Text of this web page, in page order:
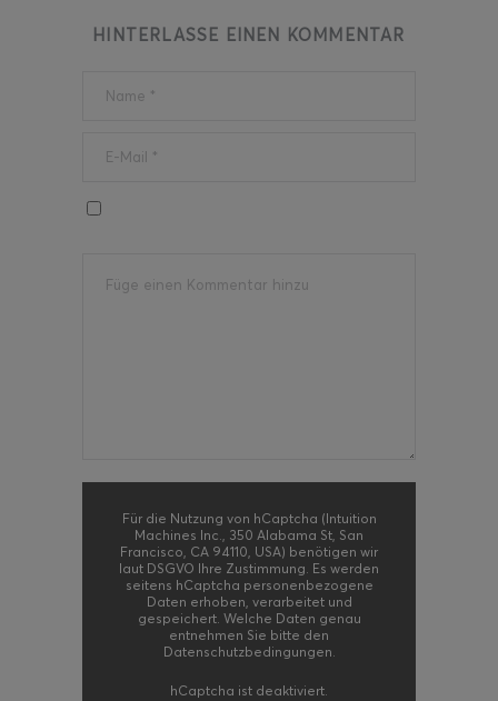
HINTERLASSE EINEN KOMMENTAR
Für die Nutzung von hCaptcha (Intuition
Machines Inc., 350 Alabama St, San
Francisco, CA 94110, USA) benötigen wir
laut DSGVO Ihre Zustimmung. Es werden
seitens hCaptcha personenbezogene
Daten erhoben, verarbeitet und
gespeichert. Welche Daten genau
entnehmen Sie bitte den
Datenschutzbedingungen.
hCaptcha ist deaktiviert.